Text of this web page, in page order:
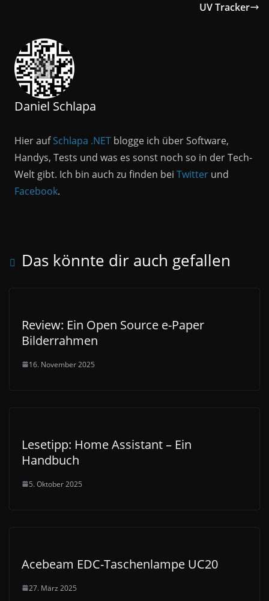
UV Tracker
Daniel Schlapa
Hier aufSchlapa .NET blogge ich über Software,
Handys, Tests und was es sonst noch so in der Tech-
Welt gibt. Ich bin auch zu finden beiTwitter und
Facebook.
Das könnte dir auch gefallen
Review: Ein Open Source e-Paper
Bilderrahmen
16. November 2025
Lesetipp: Home Assistant – Ein
Handbuch
5. Oktober 2025
Acebeam EDC-Taschenlampe UC20
27. März 2025